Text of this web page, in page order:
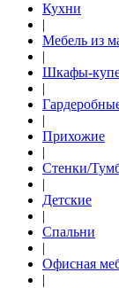
Кухни
|
Мебель из
|
Шкафы-
|
|
Прихожие
|
Стенки/
|
Детские
|
Спальни
|
Офисная
|